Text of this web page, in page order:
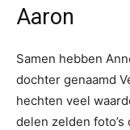
Aaron
Samen hebben
dochter genaamd
hechten veel
delen zelden